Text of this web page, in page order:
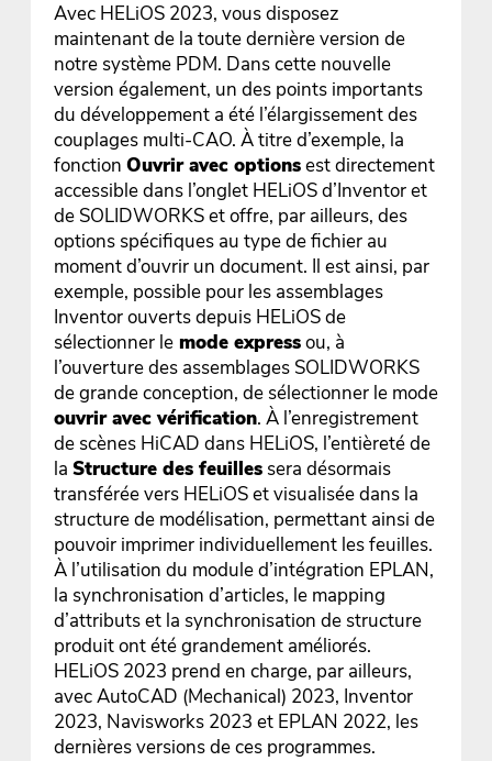
Avec HELiOS 2023, vous disposez
maintenant de la toute dernière version de
notre système PDM. Dans cette nouvelle
version également, un des points importants
du développement a été l’élargissement des
couplages multi-CAO. À titre d’exemple, la
fonction Ouvrir avec optionsest directement
accessible dans l’onglet HELiOS d’Inventor et
de SOLIDWORKS et offre, par ailleurs, des
options spécifiques au type de fichier au
moment d’ouvrir un document. Il est ainsi, par
exemple, possible pour les assemblages
Inventor ouverts depuis HELiOS de
sélectionner lemode expressou, à
l’ouverture des assemblages SOLIDWORKS
de grande conception, de sélectionner le mode
ouvrir avec vérification. À l’enregistrement
de scènes HiCAD dans HELiOS, l’entièreté de
la Structure des feuillessera désormais
transférée vers HELiOS et visualisée dans la
structure de modélisation, permettant ainsi de
pouvoir imprimer individuellement les feuilles.
À l’utilisation du module d’intégration EPLAN,
la synchronisation d’articles, le mapping
d’attributs et la synchronisation de structure
produit ont été grandement améliorés.
HELiOS 2023 prend en charge, par ailleurs,
avec AutoCAD (Mechanical) 2023, Inventor
2023, Navisworks 2023 et EPLAN 2022, les
dernières versions de ces programmes.